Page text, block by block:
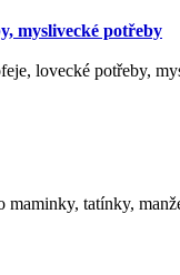
myslivecké potřeby
lovecké potřeby,
tatínky,